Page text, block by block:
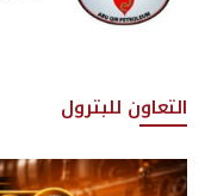
التعاون للبترول